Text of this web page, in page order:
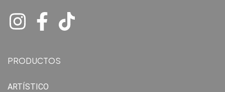
PRODUCTOS
ARTÍSTICO